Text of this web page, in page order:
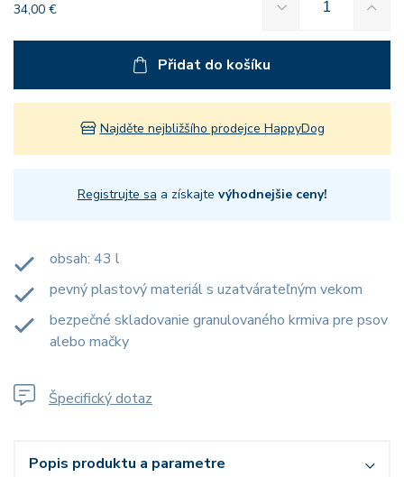
34,00 €
Přidat do košíku
Najděte nejbližšího prodejce HappyDog
Registrujte sa a získajte výhodnejšie ceny!
obsah: 43 l
pevný plastový materiál s uzatvárateľným vekom
bezpečné skladovanie granulovaného krmiva pre psov
alebo mačky
Špecifický dotaz
Popis produktu a parametre